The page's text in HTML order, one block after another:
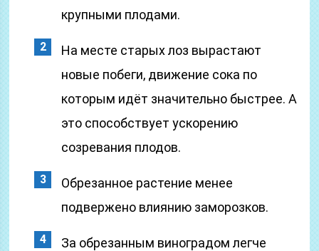
крупными плодами.
На месте старых лоз вырастают
новые побеги, движение сока по
которым идёт значительно быстрее. А
это способствует ускорению
созревания плодов.
Обрезанное растение менее
подвержено влиянию заморозков.
За обрезанным виноградом легче